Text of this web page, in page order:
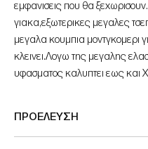
εμφανισεις που θα
γιακα,εξωτερικες μεγαλες
μεγαλα κουμπια μοντγκομερι
κλεινει.Λογω της μεγαλης
υφασματος καλυπτει εως και
ΠΡΟΕΛΕΥΣΗ